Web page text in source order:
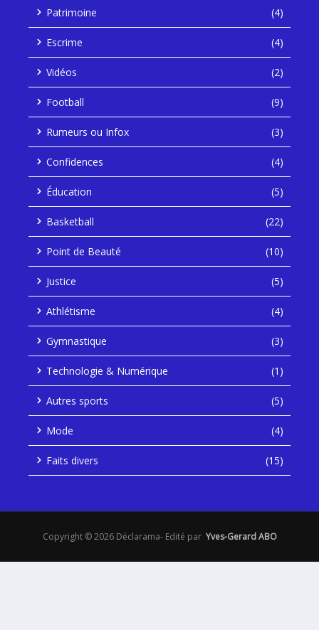
Patrimoine (4)
Escrime (4)
Vidéos (2)
Football (9)
Rumeurs ou Infox (3)
Confidences (4)
Éducation (5)
Basketball (22)
Point de Beauté (10)
Justice (5)
Athlétisme (4)
Gymnastique (3)
Technologie & Numérique (1)
Autres sports (5)
Mode (4)
Faits divers (15)
Copyright © 2026 Déclarama- Edité par Yves-Gerard ABO